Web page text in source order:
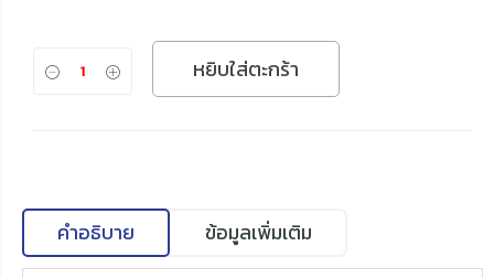
หยิบใส่ตะกร้า
คำอธิบาย ข้อมูลเพิ่มเติม